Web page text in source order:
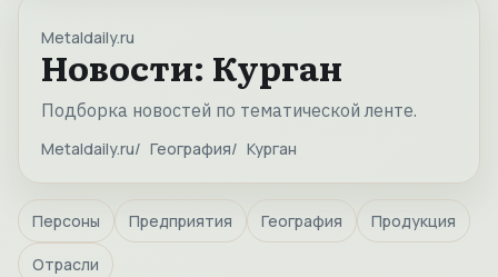
Metaldaily.ru
Новости: Курган
Подборка новостей по тематической ленте.
Metaldaily.ru География Курган
Персоны Предприятия География Продукция
Отрасли